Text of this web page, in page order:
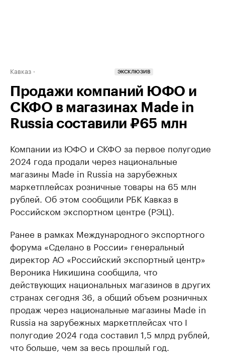
Кавказ ЭКСКЛЮЗИВ
Продажи компаний ЮФО и
СКФО в магазинах Made in
Russia составили ₽65 млн
Компании из ЮФО и СКФО за первое полугодие
2024 года продали через национальные
магазины Made in Russia на зарубежных
маркетплейсах розничные товары на 65 млн
рублей. Об этом сообщили РБК Кавказ в
Российском экспортном центре (РЭЦ).
Ранее в рамках Международного экспортного
форума «Сделано в России» генеральный
директор АО «Российский экспортный центр»
Вероника Никишина сообщила, что
действующих национальных магазинов в других
странах сегодня 36, а общий объем розничных
продаж через национальные магазины Made in
Russia на зарубежных маркетплейсах что I
полугодие 2024 года составил 1,5 млрд рублей,
что больше, чем за весь прошлый год.